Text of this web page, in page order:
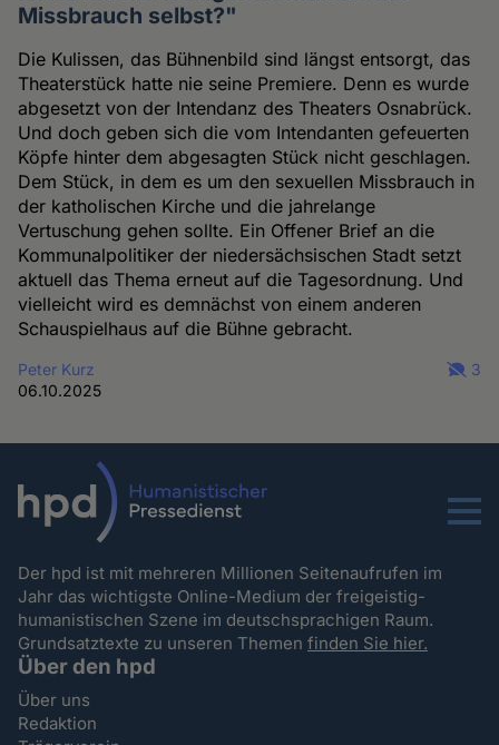
Missbrauch selbst?"
Die Kulissen, das Bühnenbild sind längst entsorgt, das
Theaterstück hatte nie seine Premiere. Denn es wurde
abgesetzt von der Intendanz des Theaters Osnabrück.
Und doch geben sich die vom Intendanten gefeuerten
Köpfe hinter dem abgesagten Stück nicht geschlagen.
Dem Stück, in dem es um den sexuellen Missbrauch in
der katholischen Kirche und die jahrelange
Vertuschung gehen sollte. Ein Offener Brief an die
Kommunalpolitiker der niedersächsischen Stadt setzt
aktuell das Thema erneut auf die Tagesordnung. Und
vielleicht wird es demnächst von einem anderen
Schauspielhaus auf die Bühne gebracht.
Peter Kurz
06.10.2025
3
Menu
Der hpd ist mit mehreren Millionen Seitenaufrufen im
Jahr das wichtigste Online-Medium der freigeistig-
humanistischen Szene im deutschsprachigen Raum.
Grundsatztexte zu unseren Themenfinden Sie hier.
Über den hpd
Über uns
Redaktion